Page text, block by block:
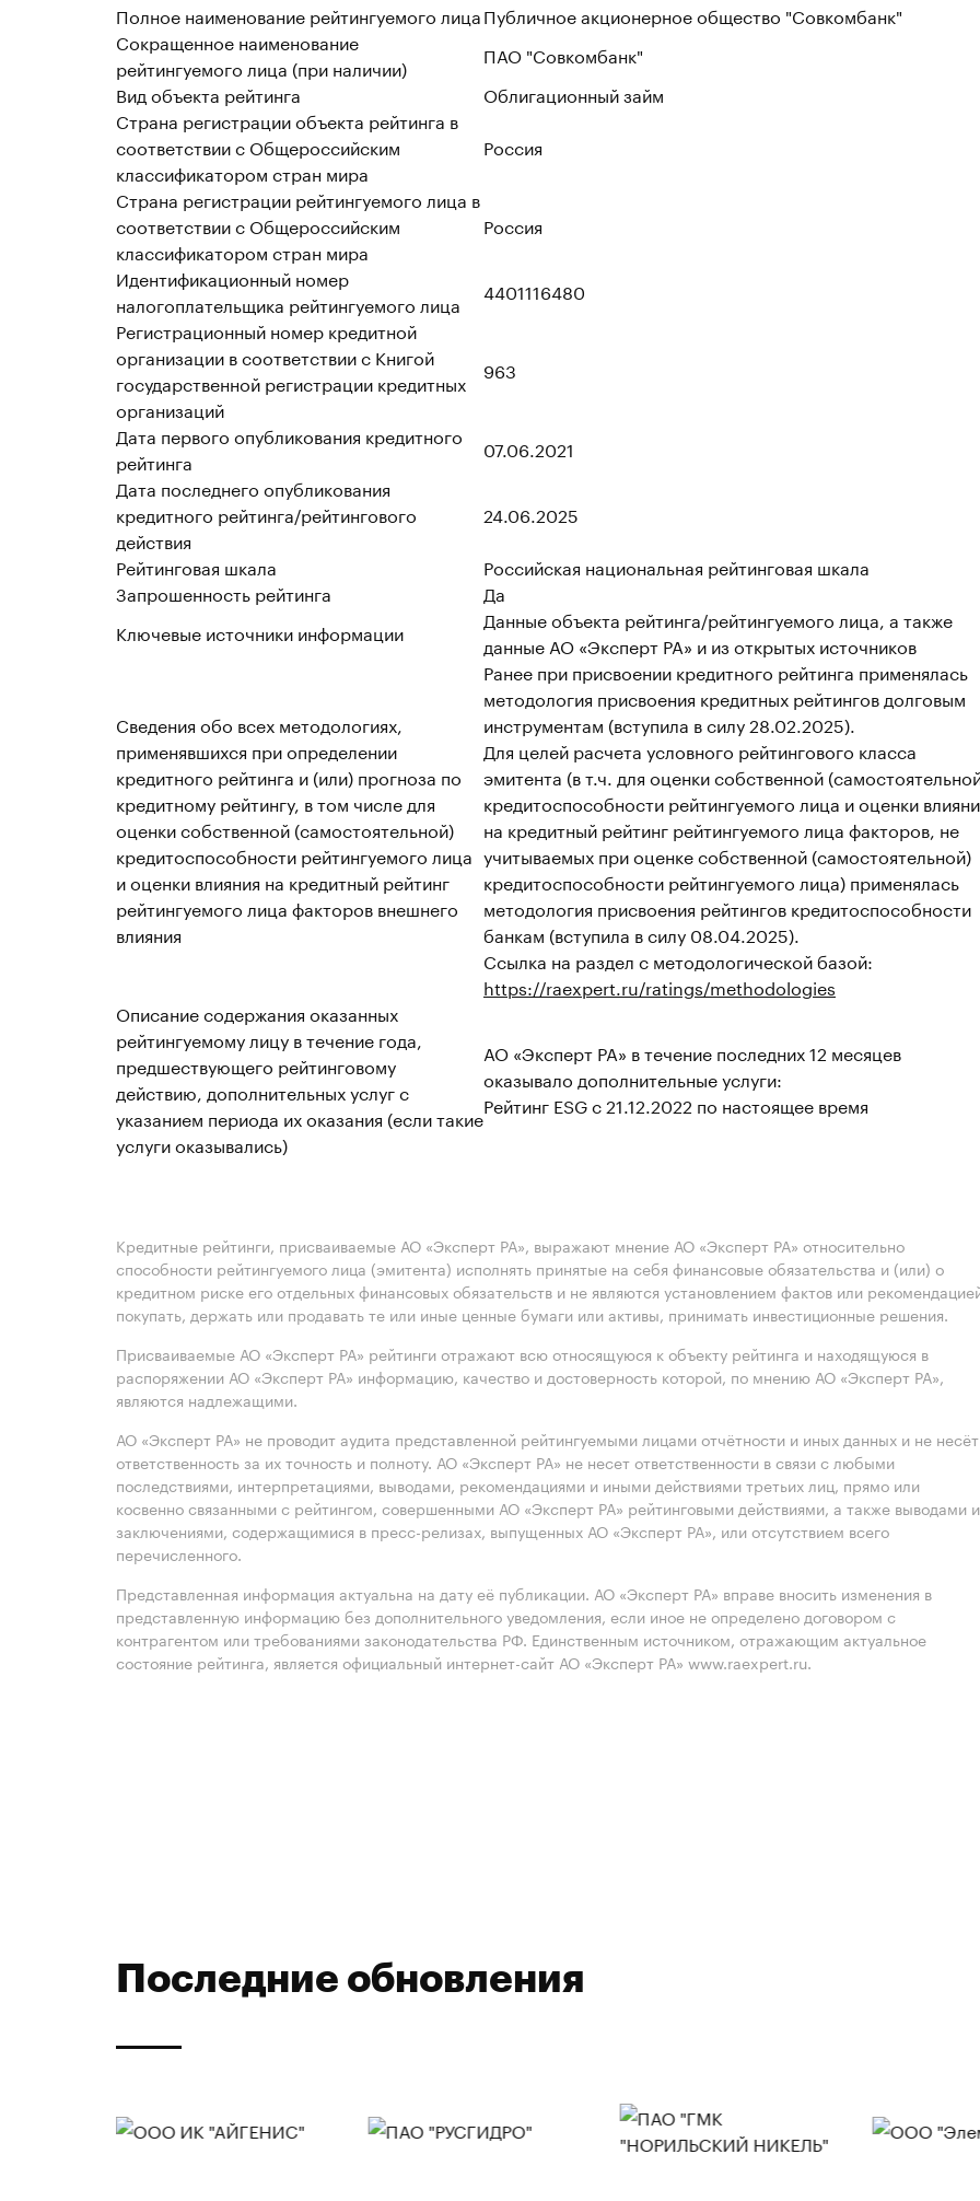
Полное наименование рейтингуемого лицаПубличное акционерное общество "Совкомбанк"
Сокращенное наименование
рейтингуемого лица (при наличии)
ПАО "Совкомбанк"
Вид объекта рейтинга
Облигационный займ
Страна регистрации объекта рейтинга в
соответствии с Общероссийским
классификатором стран мира
Россия
Страна регистрации рейтингуемого лица в
соответствии с Общероссийским
классификатором стран мира
Россия
Идентификационный номер
налогоплательщика рейтингуемого лица
4401116480
Регистрационный номер кредитной
организации в соответствии с Книгой
государственной регистрации кредитных
организаций
963
Дата первого опубликования кредитного
рейтинга
07.06.2021
Дата последнего опубликования
кредитного рейтинга/рейтингового
действия
24.06.2025
Рейтинговая шкала
Российская национальная рейтинговая шкала
Запрошенность рейтинга
Да
Ключевые источники информации
Данные объекта рейтинга/рейтингуемого лица, а также
данные АО «Эксперт РА» и из открытых источников
Сведения обо всех методологиях,
применявшихся при определении
кредитного рейтинга и (или) прогноза по
кредитному рейтингу, в том числе для
оценки собственной (самостоятельной)
кредитоспособности рейтингуемого лица
и оценки влияния на кредитный рейтинг
рейтингуемого лица факторов внешнего
влияния
Ранее при присвоении кредитного рейтинга применялась
методология присвоения кредитных рейтингов долговым
инструментам (вступила в силу 28.02.2025).
Для целей расчета условного рейтингового класса
эмитента (в т.ч. для оценки собственной
кредитоспособности рейтингуемого лица и оценки
на кредитный рейтинг рейтингуемого лица факторов, не
учитываемых при оценке собственной (самостоятельной)
кредитоспособности рейтингуемого лица) применялась
методология присвоения рейтингов кредитоспособности
банкам (вступила в силу 08.04.2025).
Ссылка на раздел с методологической базой:
https://raexpert.ru/ratings/methodologies
Описание содержания оказанных
рейтингуемому лицу в течение года,
предшествующего рейтинговому
действию, дополнительных услуг с
указанием периода их оказания (если такие
услуги оказывались)
АО «Эксперт РА» в течение последних 12 месяцев
оказывало дополнительные услуги:
Рейтинг ESG с 21.12.2022 по настоящее время
Кредитные рейтинги, присваиваемые АО «Эксперт РА», выражают мнение АО «Эксперт РА» относительно
способности рейтингуемого лица (эмитента) исполнять принятые на себя финансовые обязательства и (или) о
кредитном риске его отдельных финансовых обязательств и не являются установлением фактов или
покупать, держать или продавать те или иные ценные бумаги или активы, принимать инвестиционные решения.
Присваиваемые АО «Эксперт РА» рейтинги отражают всю относящуюся к объекту рейтинга и находящуюся в
распоряжении АО «Эксперт РА» информацию, качество и достоверность которой, по мнению АО «Эксперт РА»,
являются надлежащими.
АО «Эксперт РА» не проводит аудита представленной рейтингуемыми лицами отчётности и иных данных и не несёт
ответственность за их точность и полноту. АО «Эксперт РА» не несет ответственности в связи с любыми
последствиями, интерпретациями, выводами, рекомендациями и иными действиями третьих лиц, прямо или
косвенно связанными с рейтингом, совершенными АО «Эксперт РА» рейтинговыми действиями, а также выводами и
заключениями, содержащимися в пресс-релизах, выпущенных АО «Эксперт РА», или отсутствием всего
перечисленного.
Представленная информация актуальна на дату её публикации. АО «Эксперт РА» вправе вносить изменения в
представленную информацию без дополнительного уведомления, если иное не определено договором с
контрагентом или требованиями законодательства РФ. Единственным источником, отражающим актуальное
состояние рейтинга, является официальный интернет-сайт АО «Эксперт РА» www.raexpert.ru.
Последние обновления